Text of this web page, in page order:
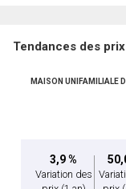
Tendances des
MAISON UNIFAMILIALE
3,9 %
Variation des